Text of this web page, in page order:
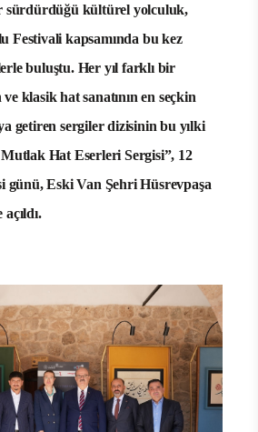
sürdürdüğü kültürel yolculuk,
Festivali kapsamında bu kez
buluştu. Her yıl farklı bir
klasik hat sanatının en seçkin
getiren sergiler dizisinin bu yılki
Hat Eserleri Sergisi”, 12
günü, Eski Van Şehri Hüsrevpaşa